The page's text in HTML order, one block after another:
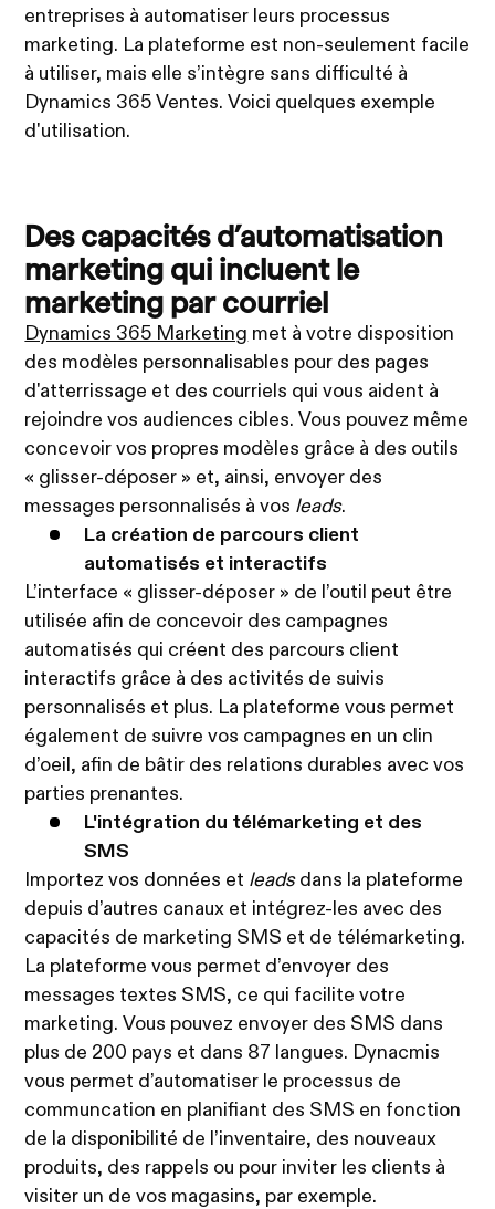
entreprises à automatiser leurs processus
marketing. La plateforme est non-seulement facile
à utiliser, mais elle s’intègre sans difficulté à
Dynamics 365 Ventes. Voici quelques exemple
d'utilisation.
Des capacités d’automatisation
marketing qui incluent le
marketing par courriel
Dynamics 365 Marketing met à votre disposition
des modèles personnalisables pour des pages
d'atterrissage et des courriels qui vous aident à
rejoindre vos audiences cibles. Vous pouvez même
concevoir vos propres modèles grâce à des outils
« glisser-déposer » et, ainsi, envoyer des
messages personnalisés à vos leads.
La création de parcours client
automatisés et interactifs
L’interface « glisser-déposer » de l’outil peut être
utilisée afin de concevoir des campagnes
automatisés qui créent des parcours client
interactifs grâce à des activités de suivis
personnalisés et plus. La plateforme vous permet
également de suivre vos campagnes en un clin
d’oeil, afin de bâtir des relations durables avec vos
parties prenantes.
L'intégration du télémarketing et des
SMS
Importez vos données et leadsdans la plateforme
depuis d’autres canaux et intégrez-les avec des
capacités de marketing SMS et de télémarketing.
La plateforme vous permet d’envoyer des
messages textes SMS, ce qui facilite votre
marketing. Vous pouvez envoyer des SMS dans
plus de 200 pays et dans 87 langues. Dynacmis
vous permet d’automatiser le processus de
communcation en planifiant des SMS en fonction
de la disponibilité de l’inventaire, des nouveaux
produits, des rappels ou pour inviter les clients à
visiter un de vos magasins, par exemple.